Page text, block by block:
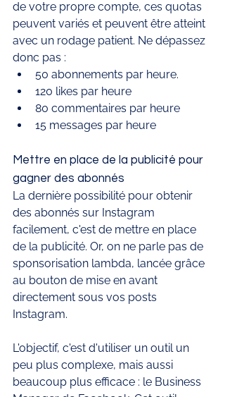
de votre propre compte, ces quotas
peuvent variés et peuvent être atteint
avec un rodage patient. Ne dépassez
donc pas :
50 abonnements par heure.
120 likes par heure
80 commentaires par heure
15 messages par heure
Mettre en place de la publicité pour
gagner des abonnés
La dernière possibilité pour obtenir
des abonnés sur Instagram
facilement, c'est de mettre en place
de la publicité. Or, on ne parle pas de
sponsorisation lambda, lancée grâce
au bouton de mise en avant
directement sous vos posts
Instagram.
L'objectif, c'est d'utiliser un outil un
peu plus complexe, mais aussi
beaucoup plus efficace : le Business